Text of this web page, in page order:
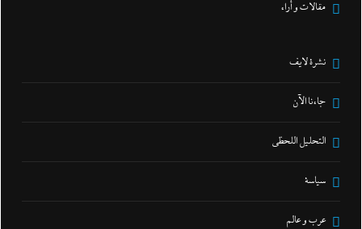
مقالات و أراء
نشرة لايف
جاءنا الآن
التحليل اللحظي
سياسة
عرب و عالم